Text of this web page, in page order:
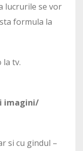
lucrurile se vor
formula la
la tv.
imagini/
si cu gindul –